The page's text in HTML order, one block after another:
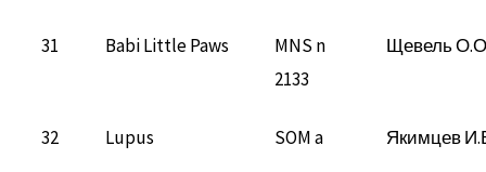
31 Babi Little Paws
MNS n
2133
Щевель
32 Lupus SOM a Якимцев